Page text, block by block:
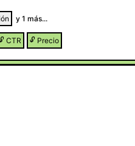
y 1 más...
CTR 🔓 Precio